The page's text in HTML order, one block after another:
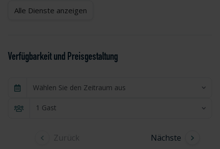
Alle Dienste anzeigen
Verfügbarkeit und Preisgestaltung
Wählen Sie den Zeitraum aus
1 Gast
Zurück Nächste